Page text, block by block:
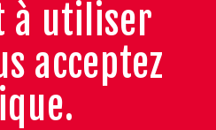
à utiliser
acceptez